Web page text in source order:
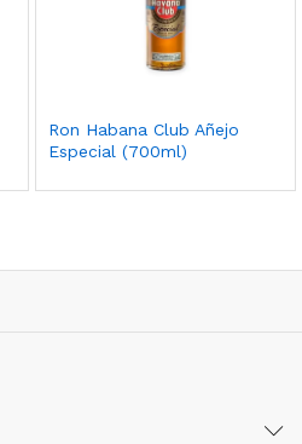
Ron Habana Club Añejo
Especial (700ml)